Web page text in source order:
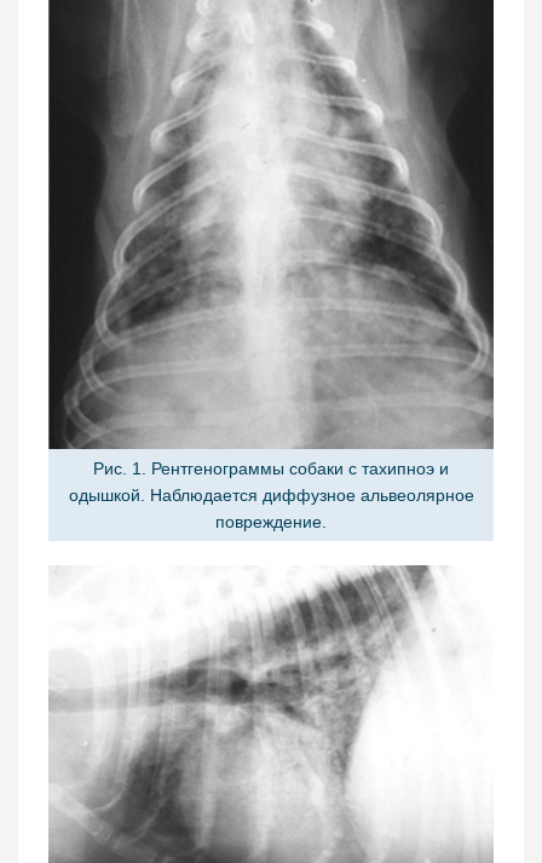
Рис. 1. Рентгенограммы собаки с тахипноэ и
одышкой. Наблюдается диффузное альвеолярное
повреждение.